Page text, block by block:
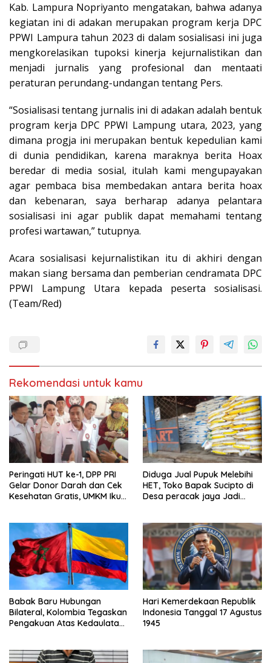
Kab. Lampura Nopriyanto mengatakan, bahwa adanya
kegiatan ini di adakan merupakan program kerja DPC
PPWI Lampura tahun 2023 di dalam sosialisasi ini juga
mengkorelasikan tupoksi kinerja kejurnalistikan dan
menjadi jurnalis yang profesional dan mentaati
peraturan perundang-undangan tentang Pers.
“Sosialisasi tentang jurnalis ini di adakan adalah bentuk
program kerja DPC PPWI Lampung utara, 2023, yang
dimana progja ini merupakan bentuk kepedulian kami
di dunia pendidikan, karena maraknya berita Hoax
beredar di media sosial, itulah kami mengupayakan
agar pembaca bisa membedakan antara berita hoax
dan kebenaran, saya berharap adanya pelantara
sosialisasi ini agar publik dapat memahami tentang
profesi wartawan,” tutupnya.
Acara sosialisasi kejurnalistikan itu di akhiri dengan
makan siang bersama dan pemberian cendramata DPC
PPWI Lampung Utara kepada peserta sosialisasi.
(Team/Red)
Rekomendasi untuk kamu
Peringati HUT ke-1, DPP PRI
Gelar Donor Darah dan Cek
Kesehatan Gratis, UMKM Ikut
Diduga Jual Pupuk Melebihi
HET, Toko Bapak Sucipto di
Desa peracak jaya Jadi
Babak Baru Hubungan
Bilateral, Kolombia Tegaskan
Pengakuan Atas Kedaulatan
Hari Kemerdekaan Republik
Indonesia Tanggal 17 Agustus
1945